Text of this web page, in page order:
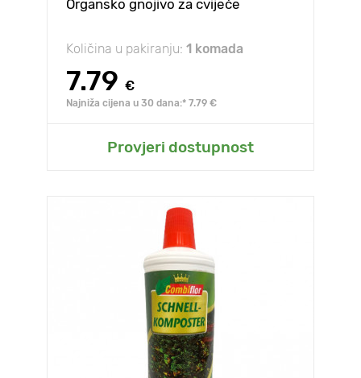
Organsko gnojivo za cvijeće
Količina u pakiranju: 1 komada
7.79 €
Najniža cijena u 30 dana:* 7.79 €
Provjeri dostupnost